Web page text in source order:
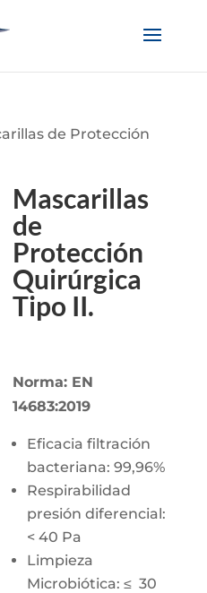
de Protección
Mascarillas
de
Protección
Quirúrgica
Tipo II.
Norma: EN
14683:2019
Eficacia filtración
bacteriana: 99,96%
Respirabilidad
presión diferencial:
< 40 Pa
Limpieza
Microbiótica: ≤ 30